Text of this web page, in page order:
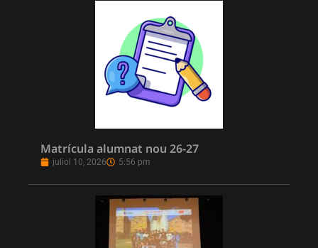
Matrícula alumnat nou 26-27
juliol 10, 2026 5:56 pm